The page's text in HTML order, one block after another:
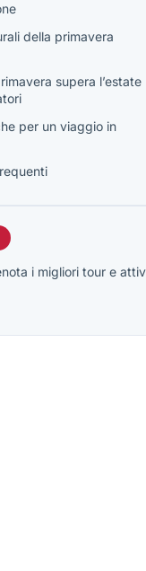
della primavera
supera l’estate
per un viaggio in
i migliori tour e